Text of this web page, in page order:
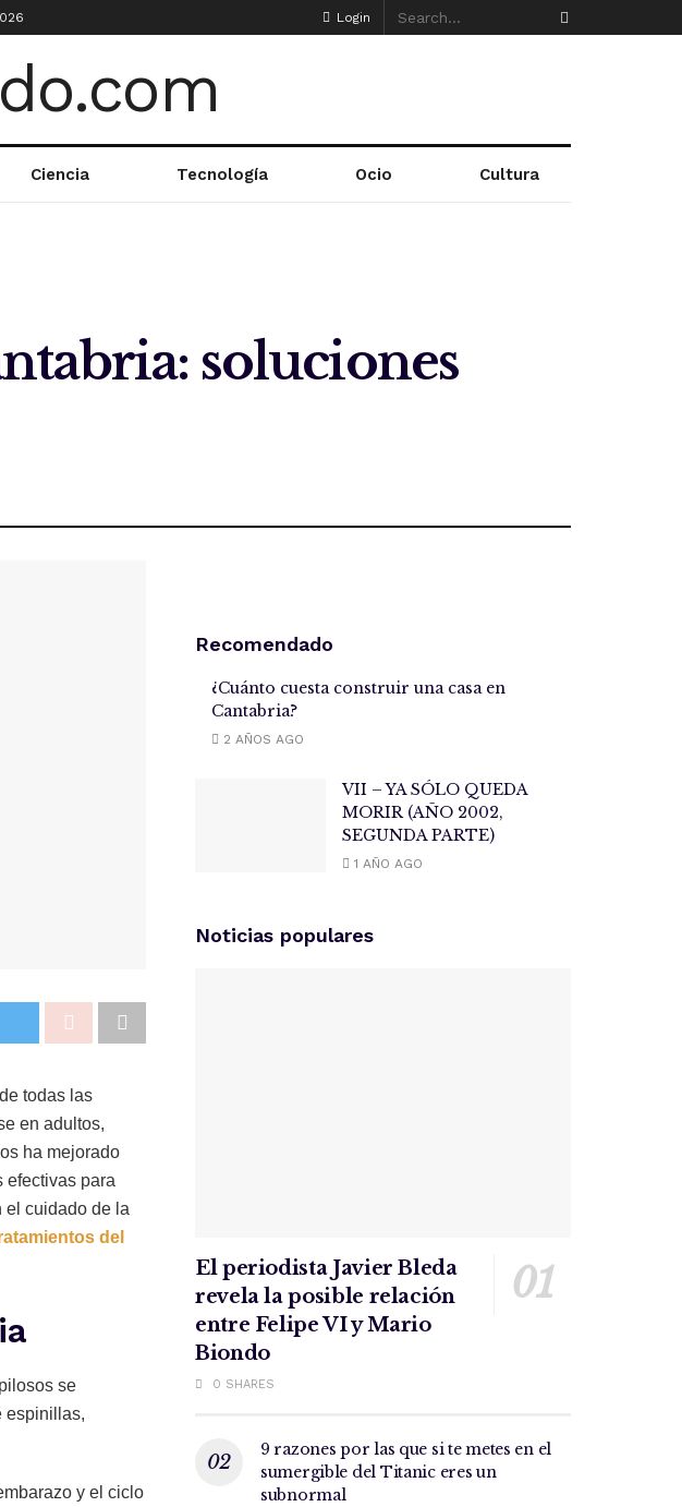
Login
Ciencia Tecnología Ocio Cultura
soluciones
todas las
en adultos,
ha mejorado
efectivas para
el cuidado de la
del
se
espinillas,
y el ciclo
Recomendado
¿Cuánto cuesta construir una casa en
Cantabria?
2 AÑOS AGO
VII – YA SÓLO QUEDA
MORIR (AÑO 2002,
SEGUNDA PARTE)
1 AÑO AGO
Noticias populares
El periodista Javier Bleda
revela la posible relación
entre Felipe VI y Mario
Biondo
0 SHARES
9 razones por las que si te metes en el
sumergible del Titanic eres un
subnormal